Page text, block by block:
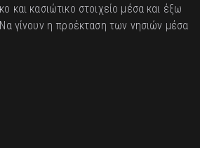
και κασιώτικο στοιχείο μέσα και έξω
γίνουν η προέκταση των νησιών μέσα